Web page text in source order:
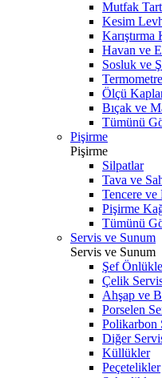
Mutfak
Kesim
Karıştırma
Havan ve
Sosluk ve
Ölçü
Bıçak ve
Tümünü
Pişirme
Pişirme
Silpatlar
Tava ve
Tencere ve
Pişirme
Tümünü
Servis ve Sunum
Servis ve Sunum
Şef
Çelik
Ahşap ve
Porselen
Polikarbon
Diğer
Küllükler
Peçetelikler